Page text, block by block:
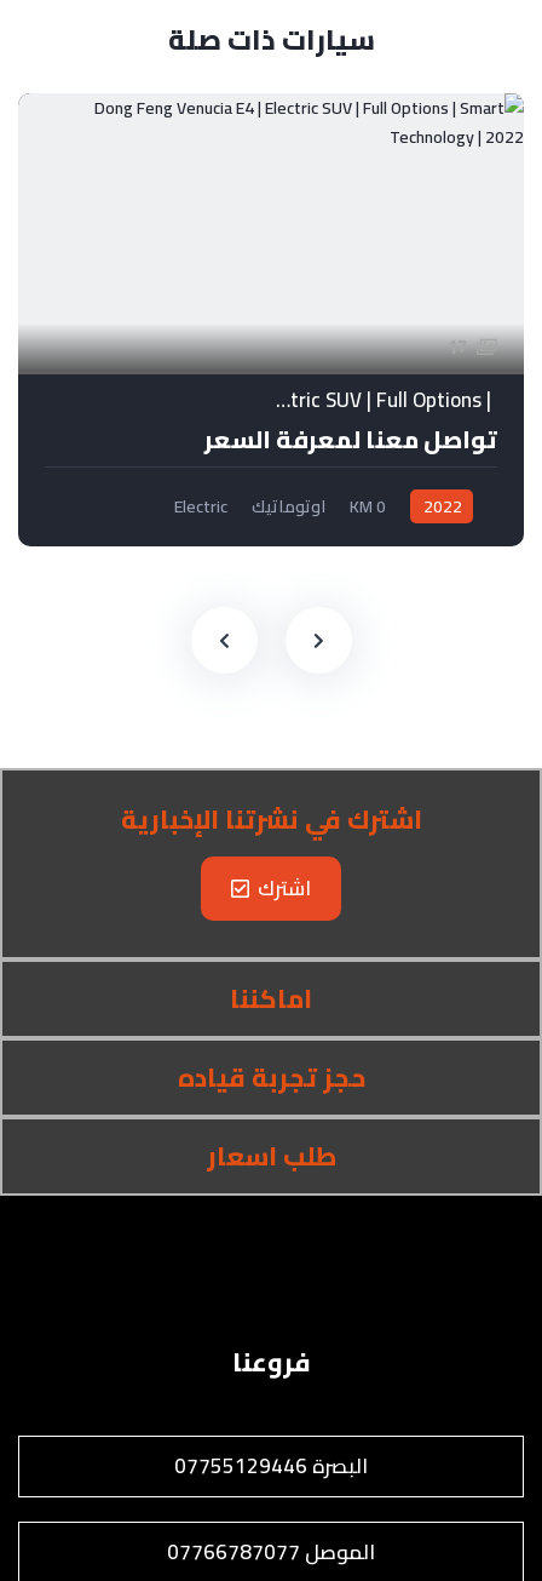
سيارات ذات صلة
17
Dong Feng Venucia E4 | Electric SUV | Full Options | Smart Technology | 2022
تواصل معنا لمعرفة السعر
2022
0 KM اوتوماتيك
Electric
نظام جر امامي
اشترك في نشرتنا الإخبارية
اشترك
اماكننا
حجز تجربة قياده
طلب اسعار
فروعنا
البصرة 07755129446
الموصل 07766787077